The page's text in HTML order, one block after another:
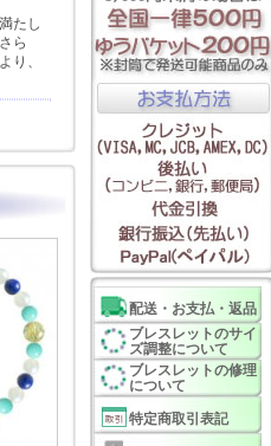
たし
ら
り、
配送・お支払・返品
ブレスレットのサイ
ズ調整について
ブレスレットの修理
について
特定商取引表記